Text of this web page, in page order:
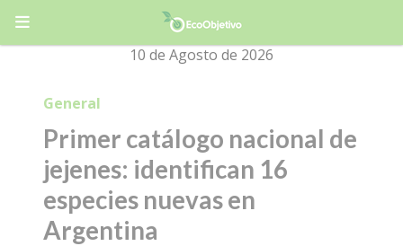
10 de Agosto de 2026
Primer catálogo nacional de
jejenes: identifican 16
especies nuevas en
Argentina
General